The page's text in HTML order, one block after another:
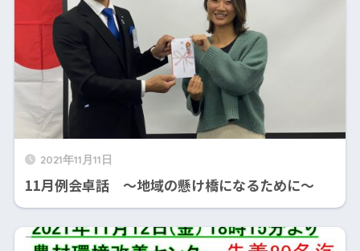
2021年11月11日
11月例会卓話 ～地域の懸け橋になるために～